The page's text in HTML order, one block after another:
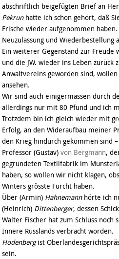
abschriftlich beigefügten Brief an
Pekrunhatte ich schon gehört, daß
Frische wieder aufgenommen
Neuzulassung und Wiederbestellung
Ein weiterer Gegenstand zur Freude
und die JW. wieder ins Leben
Anwaltvereins geworden sind,
ansehen.
Wir sind auch einigermassen durch
allerdings nur mit 80 Pfund und ich
Trotzdem bin ich gleich wieder mit
Erfolg, an den Wideraufbau meiner
den Krieg hindurch gekommen sind
Professor (Gustav) von Bergmann,
gegründeten Textilfabrik im
haben, so wollen wir nicht klagen,
Winters grösste Furcht haben.
Über (Armin) Hahnemannhörte ich
(Heinrich) Dittenberger, dessen
Walter Fischer hat zum Schluss
Innere Russlands verbracht worden.
Hodenbergist
sein.